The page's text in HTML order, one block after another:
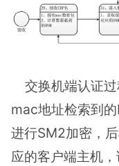
交换机端认证过
mac地址检索到
进行SM2加密，
应的客户端主机